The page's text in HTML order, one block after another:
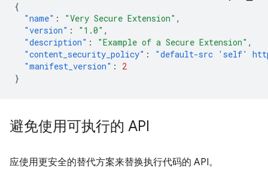
{
"name" : "Very Secure Extension" ,
"version" : "1.0" ,
"description" : "Example of a Secure Extension" ,
"content_security_policy" :
"default-src 'self'
"manifest_version" :
2
}
避免使用可执行的 API
应使用更安全的替代方案来替换执行代码的 API。